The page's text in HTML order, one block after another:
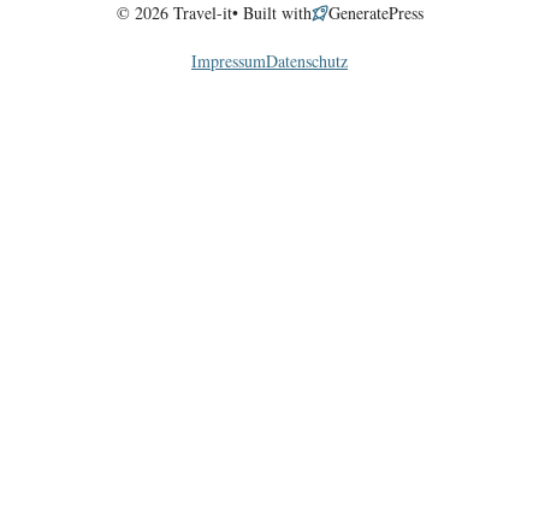
© 2026 Travel-it• Built with GeneratePress
ImpressumDatenschutz